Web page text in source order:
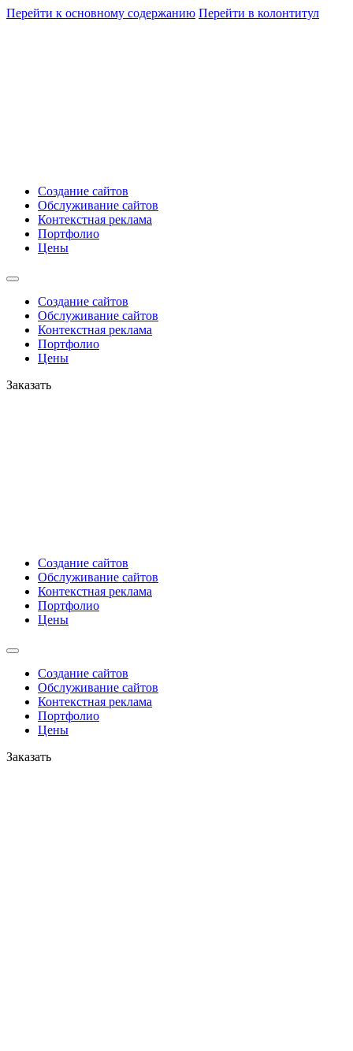
Перейти к основному содержанию Перейти в колонтитул
Создание сайтов
Обслуживание сайтов
Контекстная реклама
Портфолио
Цены
Создание сайтов
Обслуживание сайтов
Контекстная реклама
Портфолио
Цены
Заказать
Создание сайтов
Обслуживание сайтов
Контекстная реклама
Портфолио
Цены
Создание сайтов
Обслуживание сайтов
Контекстная реклама
Портфолио
Цены
Заказать